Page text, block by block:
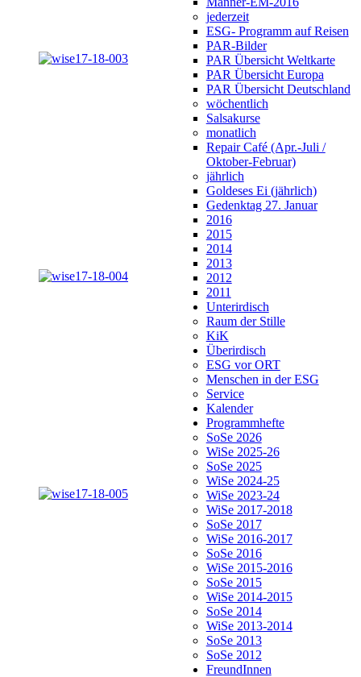
jederzeit
ESG- Programm auf Reisen
PAR-Bilder
PAR Übersicht Weltkarte
PAR Übersicht Europa
PAR Übersicht Deutschland
wöchentlich
Salsakurse
monatlich
Repair Café (Apr.-Juli /
Oktober-Februar)
jährlich
Goldeses Ei (jährlich)
Gedenktag 27. Januar
2016
2015
2014
2013
2012
2011
Unterirdisch
Raum der Stille
KiK
Überirdisch
ESG vor ORT
Menschen in der ESG
Service
Kalender
Programmhefte
SoSe 2026
WiSe 2025-26
SoSe 2025
WiSe 2024-25
WiSe 2023-24
WiSe 2017-2018
SoSe 2017
WiSe 2016-2017
SoSe 2016
WiSe 2015-2016
SoSe 2015
WiSe 2014-2015
SoSe 2014
WiSe 2013-2014
SoSe 2013
SoSe 2012
FreundInnen